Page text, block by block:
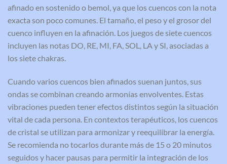
afinado en sostenido o bemol, ya que los cuencos con la nota
exacta son poco comunes. El tamaño, el peso y el grosor del
cuenco influyen en la afinación. Los juegos de siete cuencos
incluyen las notas DO, RE, MI, FA, SOL, LA y SI, asociadas a
los siete chakras.
Cuando varios cuencos bien afinados suenan juntos, sus
ondas se combinan creando armonías envolventes. Estas
vibraciones pueden tener efectos distintos según la situación
vital de cada persona. En contextos terapéuticos, los cuencos
de cristal se utilizan para armonizar y reequilibrar la energía.
Se recomienda no tocarlos durante más de 15 o 20 minutos
seguidos y hacer pausas para permitir la integración de los